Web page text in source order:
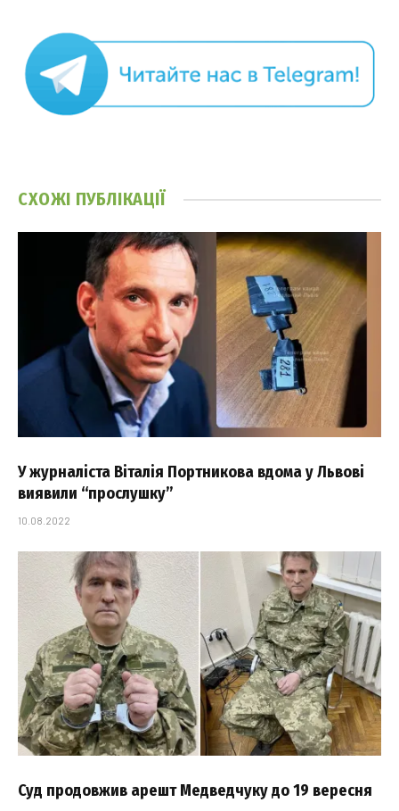
СХОЖІ ПУБЛІКАЦІЇ
У журналіста Віталія Портникова вдома у Львові
виявили “прослушку”
10.08.2022
Суд продовжив арешт Медведчуку до 19 вересня